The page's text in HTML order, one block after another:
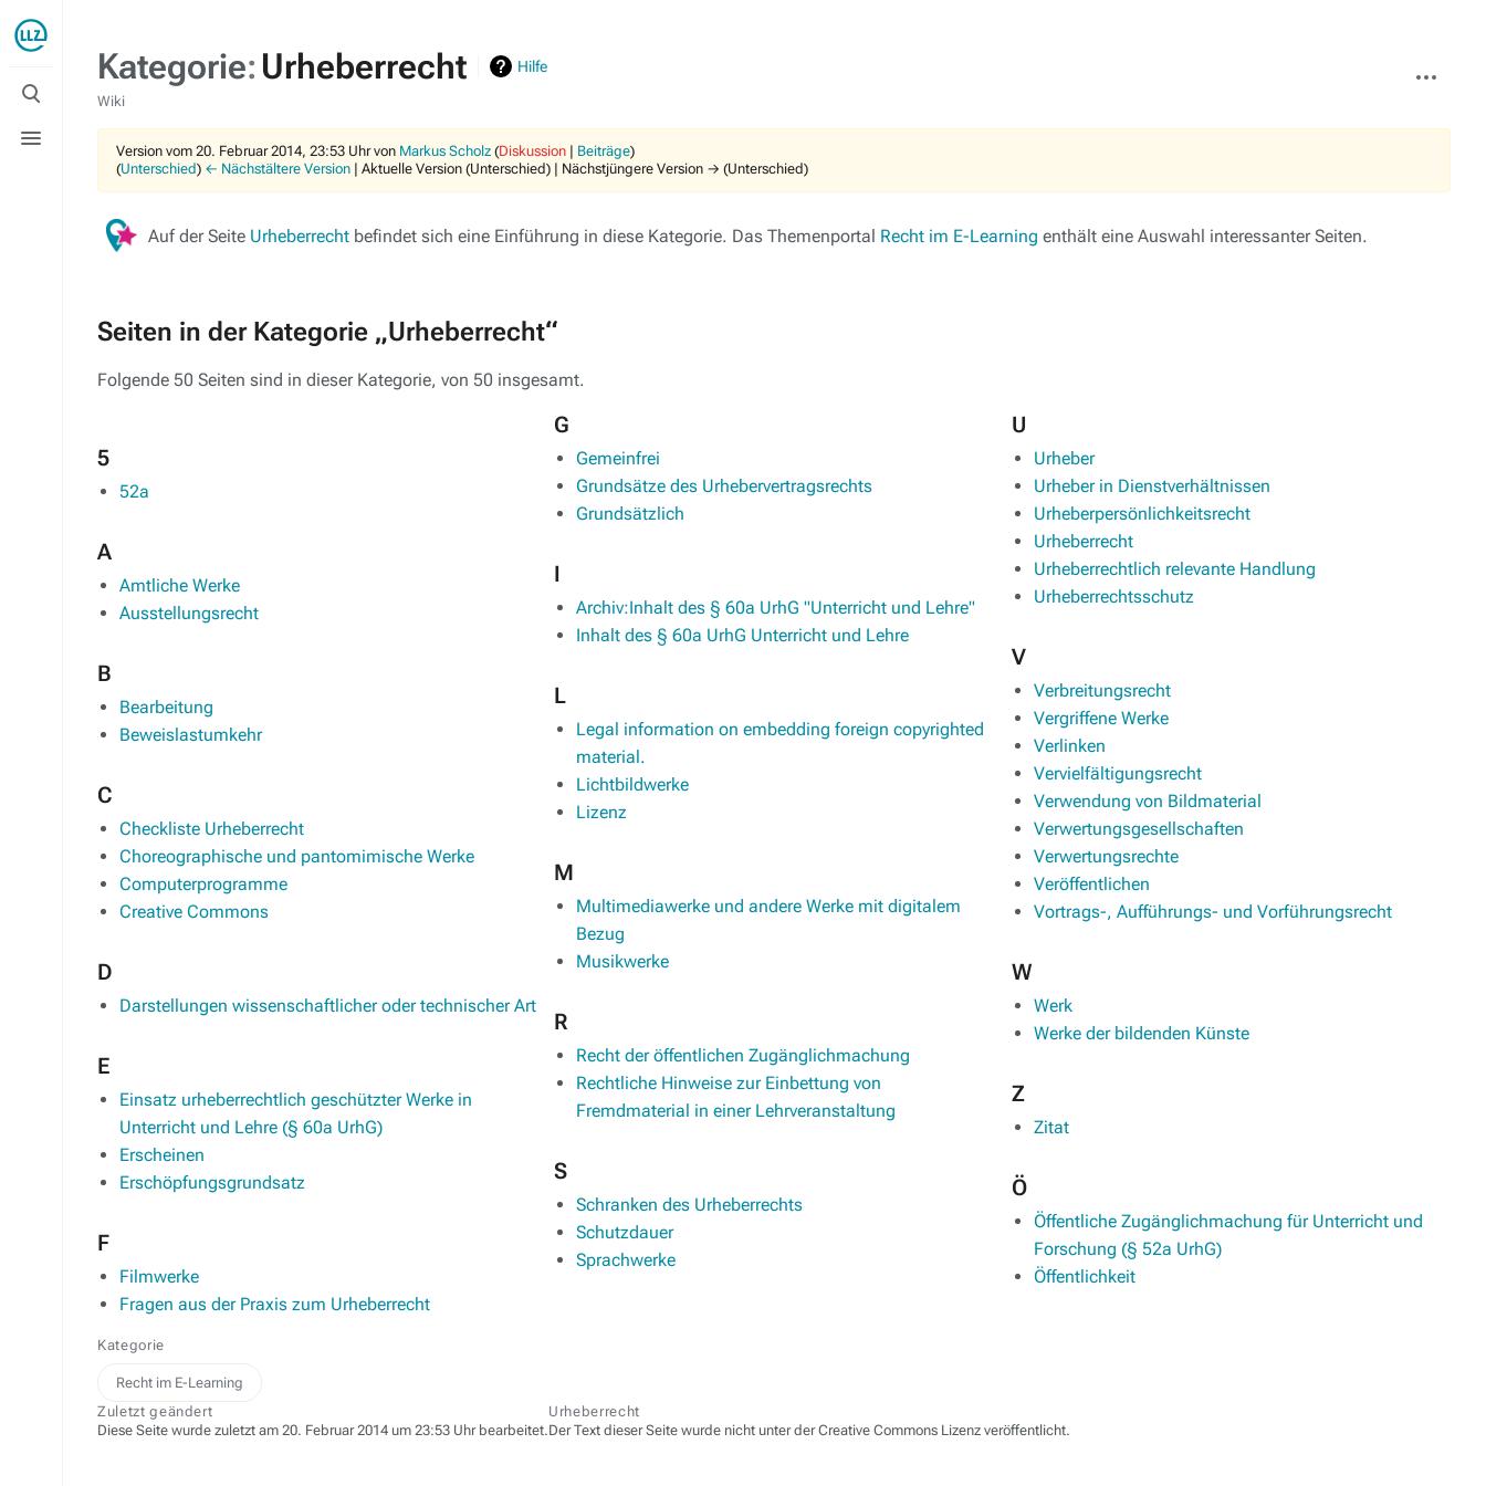
Suche
umschalten
umschalten
Kategorie: Urheberrecht Hilfe
Wiki
Aktionen
Version vom 20. Februar 2014, 23:53 Uhr von Markus Scholz (Diskussion | Beiträge)
(Unterschied) ← Nächstältere Version | Aktuelle Version (Unterschied) | Nächstjüngere Version → (Unterschied)
Auf der Seite Urheberrecht befindet sich eine Einführung in diese Kategorie. Das Themenportal Recht im E-Learning enthält eine Auswahl interessanter Seiten.
Seiten in der Kategorie „Urheberrecht“
Folgende 50 Seiten sind in dieser Kategorie, von 50 insgesamt.
5
52a
A
Amtliche Werke
Ausstellungsrecht
B
Bearbeitung
Beweislastumkehr
C
Checkliste Urheberrecht
Choreographische und pantomimische Werke
Computerprogramme
Creative Commons
D
Darstellungen wissenschaftlicher oder technischer Art
E
Einsatz urheberrechtlich geschützter Werke in
Unterricht und Lehre (§ 60a UrhG)
Erscheinen
Erschöpfungsgrundsatz
F
Filmwerke
Fragen aus der Praxis zum Urheberrecht
G
Gemeinfrei
Grundsätze des Urhebervertragsrechts
Grundsätzlich
I
Archiv:Inhalt des § 60a UrhG "Unterricht und Lehre"
Inhalt des § 60a UrhG Unterricht und Lehre
L
Legal information on embedding foreign copyrighted
material.
Lichtbildwerke
Lizenz
M
Multimediawerke und andere Werke mit digitalem
Bezug
Musikwerke
R
Recht der öffentlichen Zugänglichmachung
Rechtliche Hinweise zur Einbettung von
Fremdmaterial in einer Lehrveranstaltung
S
Schranken des Urheberrechts
Schutzdauer
Sprachwerke
U
Urheber
Urheber in Dienstverhältnissen
Urheberpersönlichkeitsrecht
Urheberrecht
Urheberrechtlich relevante Handlung
Urheberrechtsschutz
V
Verbreitungsrecht
Vergriffene Werke
Verlinken
Vervielfältigungsrecht
Verwendung von Bildmaterial
Verwertungsgesellschaften
Verwertungsrechte
Veröffentlichen
Vortrags-, Aufführungs- und Vorführungsrecht
W
Werk
Werke der bildenden Künste
Z
Zitat
Ö
Öffentliche Zugänglichmachung für Unterricht und
Forschung (§ 52a UrhG)
Öffentlichkeit
Kategorie
Recht im E-Learning
Zuletzt geändert
Diese Seite wurde zuletzt am 20. Februar 2014 um 23:53 Uhr bearbeitet.
Urheberrecht
Der Text dieser Seite wurde nicht unter der Creative Commons Lizenz veröffentlicht.